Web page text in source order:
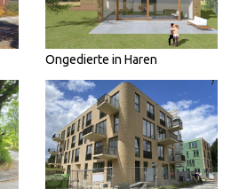
Ongedierte in Haren